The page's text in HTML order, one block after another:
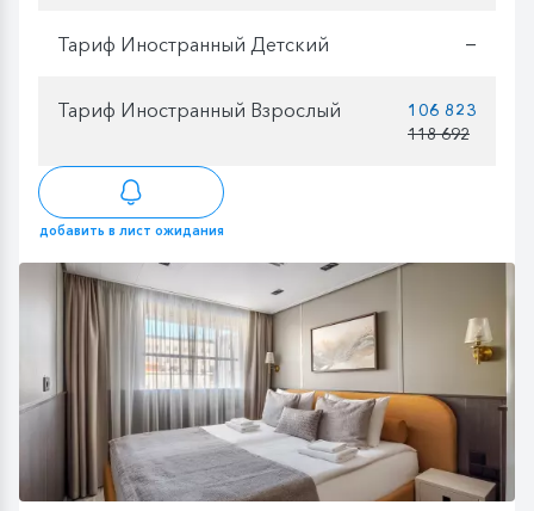
Тариф Иностранный Детский —
Тариф Иностранный Взрослый
106 823
118 692
добавить в лист ожидания